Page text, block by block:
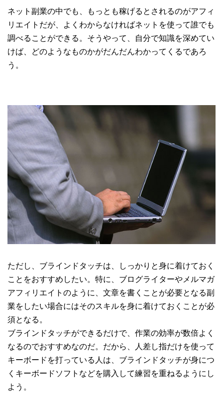
ネット副業の中でも、もっとも稼げるとされるのがアフィ
リエイトだが、よくわからなければネットを使って誰でも
調べることができる。そうやって、自分で知識を深めてい
けば、どのようなものかがだんだんわかってくるであろ
う。
ただし、ブラインドタッチは、しっかりと身に着けておく
ことをおすすめしたい。特に、ブログライターやメルマガ
アフィリエイトのように、文章を書くことが必要となる副
業をしたい場合にはそのスキルを身に着けておくことが必
須となる。
ブラインドタッチができるだけで、作業の効率が数倍よく
なるのでおすすめなのだ。だから、人差し指だけを使って
キーボードを打っている人は、ブラインドタッチが身につ
くキーボードソフトなどを購入して練習を重ねるようにし
よう。